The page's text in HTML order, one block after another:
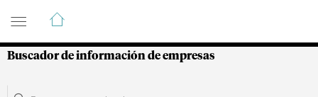
Guía de Empresas Colombianas
Buscador de información de empresas